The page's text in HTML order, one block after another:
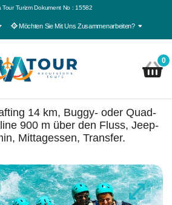
Tour Turizm Dokument No : 15582
Möchten Sie Mit Uns Zusammenarbeiten?
0
14 km, Buggy- oder Quad-
900 m über den Fluss, Jeep-
Mittagessen, Transfer.